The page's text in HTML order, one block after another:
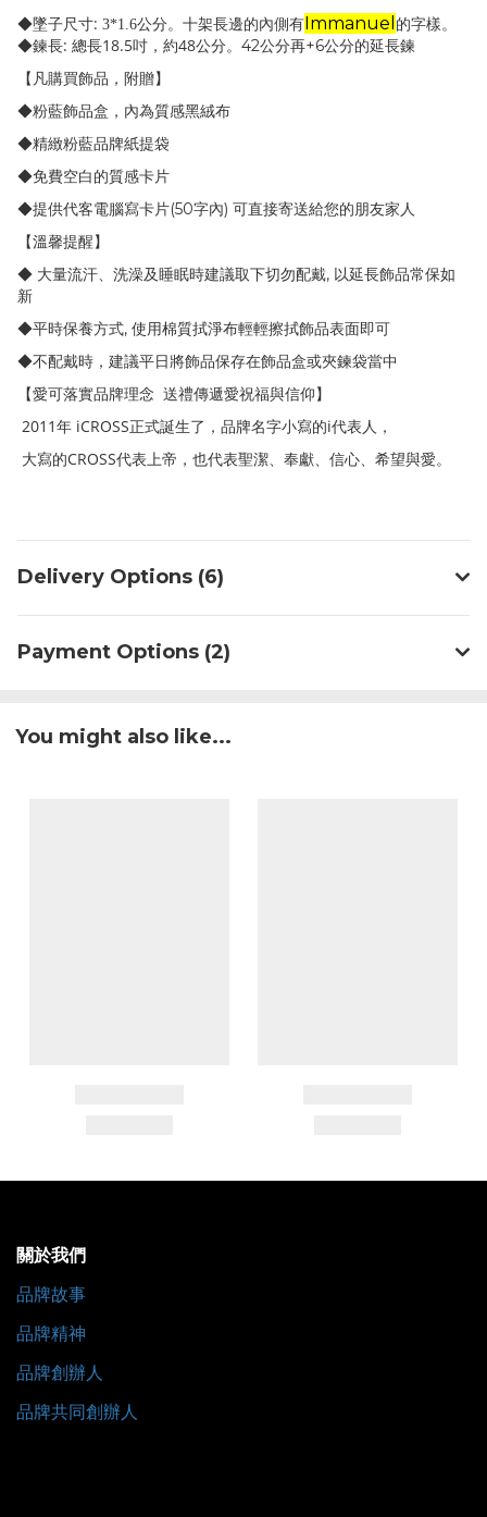
◆墜子尺寸: 3*1.6公分。十架長邊的內側有Immanuel 的字樣。
◆鍊長: 總長18.5吋，約48公分。 42公分再+6公分的延長鍊
【凡購買飾品，附贈】
◆粉藍飾品盒，內為質感黑絨布
◆精緻粉藍品牌紙提袋
◆免費空白的質感卡片
◆提供代客電腦寫卡片(50字內) 可直接寄送給您的朋友家人
【溫馨提醒】
◆ 大量流汗、洗澡及睡眠時建議取下切勿配戴, 以延長飾品常保如
新
◆平時保養方式, 使用棉質拭淨布輕輕擦拭飾品表面即可
◆不配戴時，建議平日將飾品保存在飾品盒或夾鍊袋當中
【愛可落實品牌理念 送禮傳遞愛祝福與信仰】
2011 年 iCROSS正式誕生了，品牌名字小寫的i代表人，
大寫的CROSS代表上帝，也代表聖潔、奉獻、信心、希望與愛。
Delivery Options (6)
Payment Options (2)
You might also like...
關於我們
品牌故事
品牌精神
品牌創辦人
品牌共同創辦人